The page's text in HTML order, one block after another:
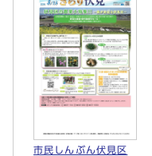
市民しんぶん伏見区